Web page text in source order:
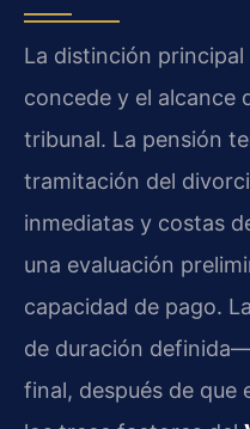
La distinción
concede y el alcance
tribunal. La pensión
tramitación del
inmediatas y costas
una evaluación
capacidad de pago.
de duración
final, después de que